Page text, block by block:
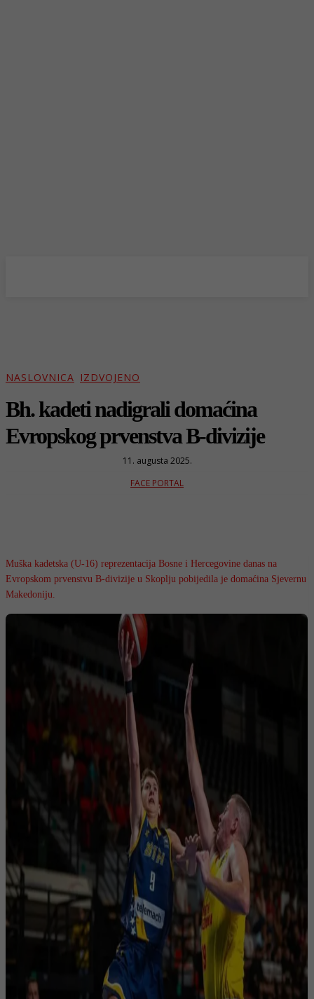
NASLOVNICA IZDVOJENO
Bh. kadeti nadigrali domaćina
Evropskog prvenstva B-divizije
11. augusta 2025.
FACE PORTAL
Muška kadetska (U-16) reprezentacija Bosne i Hercegovine danas na
Evropskom prvenstvu B-divizije u Skoplju pobijedila je domaćina Sjevernu
Makedoniju.